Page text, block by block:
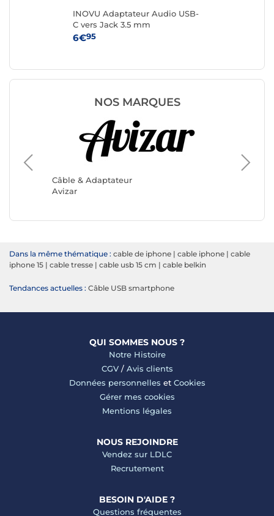
INOVU Adaptateur Audio USB-
C vers Jack 3.5 mm
6€95
NOS MARQUES
Câble & Adaptateur
Avizar
Câble
Dans la même thématique : cable de iphone | cable iphone | cable
iphone 15 | cable tresse | cable usb 15 cm | cable belkin
Tendances actuelles : Câble USB smartphone
QUI SOMMES NOUS ?
Notre Histoire
CGV/ Avis clients
Données personnelles et Cookies
Gérer mes cookies
Mentions légales
NOUS REJOINDRE
Vendez sur LDLC
Recrutement
BESOIN D'AIDE ?
Questions fréquentes